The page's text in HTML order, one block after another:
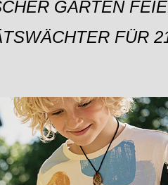
GARTEN
FÜR